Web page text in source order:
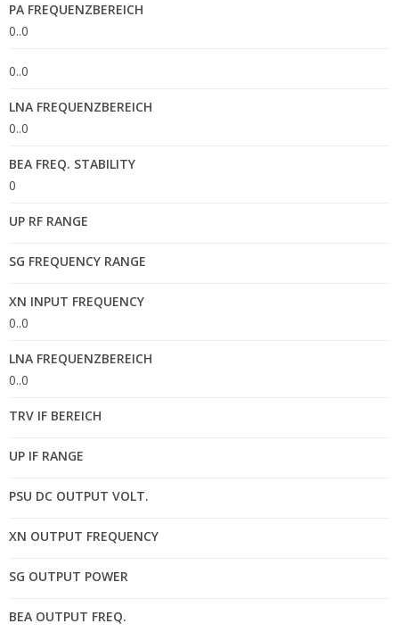
PA FREQUENZBEREICH
0..0
0..0
LNA FREQUENZBEREICH
0..0
BEA FREQ. STABILITY
0
UP RF RANGE
SG FREQUENCY RANGE
XN INPUT FREQUENCY
0..0
LNA FREQUENZBEREICH
0..0
TRV IF BEREICH
UP IF RANGE
PSU DC OUTPUT VOLT.
XN OUTPUT FREQUENCY
SG OUTPUT POWER
BEA OUTPUT FREQ.